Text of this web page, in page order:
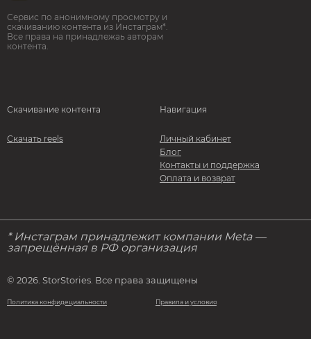
Сервис по анонимному просмотру и
скачиванию контента из Инстаграм*.
Все права на принадлежаь авторам
контента.
Скачивание контента
Скачать reels
Навигация
Личный кабинет
Блог
Контакты и поддержка
Оплата и возврат
* Инстаграм принадлежит компании Meta —
запрещённая в РФ организация
© 2026. StorStories. Все права защищены
Политика конфидециальности Правила и условия